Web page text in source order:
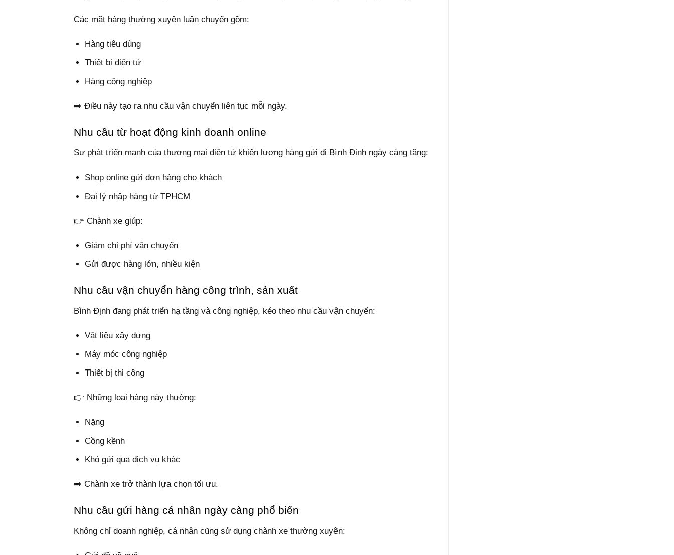
Các mặt hàng thường xuyên luân chuyển gồm:
Hàng tiêu dùng
Thiết bị điện tử
Hàng công nghiệp
➡️ Điều này tạo ra nhu cầu vận chuyển liên tục mỗi ngày.
Nhu cầu từ hoạt động kinh doanh online
Sự phát triển mạnh của thương mại điện tử khiến lượng hàng gửi đi Bình Định ngày càng tăng:
Shop online gửi đơn hàng cho khách
Đại lý nhập hàng từ TPHCM
👉 Chành xe giúp:
Giảm chi phí vận chuyển
Gửi được hàng lớn, nhiều kiện
Nhu cầu vận chuyển hàng công trình, sản xuất
Bình Định đang phát triển hạ tầng và công nghiệp, kéo theo nhu cầu vận chuyển:
Vật liệu xây dựng
Máy móc công nghiệp
Thiết bị thi công
👉 Những loại hàng này thường:
Nặng
Cồng kềnh
Khó gửi qua dịch vụ khác
➡️ Chành xe trở thành lựa chọn tối ưu.
Nhu cầu gửi hàng cá nhân ngày càng phổ biến
Không chỉ doanh nghiệp, cá nhân cũng sử dụng chành xe thường xuyên: